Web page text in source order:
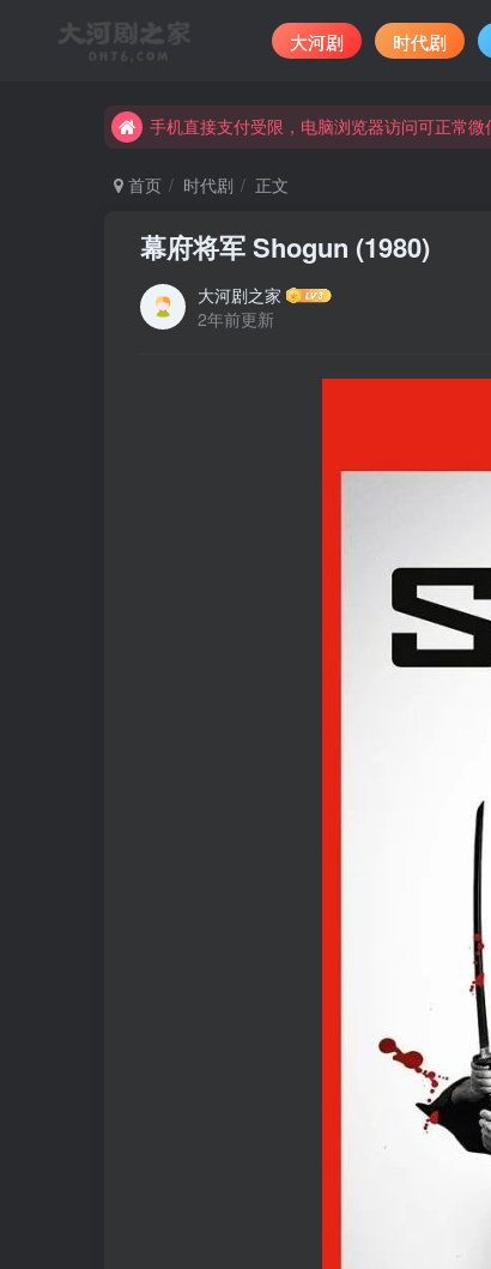
大河剧 时代剧
手机直接支付受限，电脑浏览器访问可正常微
手机直接支付受限，电脑浏览器访问可正常微
首页 时代剧 正文
幕府将军 Shogun (1980)
大河剧之家
2年前更新